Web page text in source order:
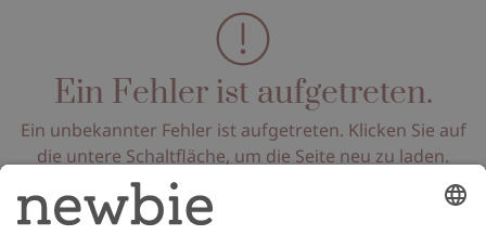
Ein Fehler ist aufgetreten.
Ein unbekannter Fehler ist aufgetreten. Klicken Sie auf
die untere Schaltfläche, um die Seite neu zu laden.
Seite neu laden